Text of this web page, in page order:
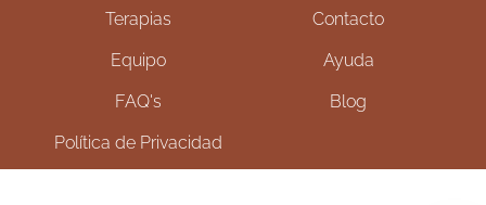
Terapias
Equipo
FAQ's
Política de Privacidad
Contacto
Ayuda
Blog